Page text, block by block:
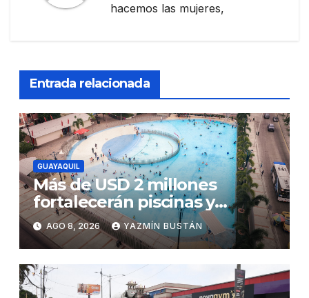
hacemos las mujeres,
Entrada relacionada
GUAYAQUIL
Más de USD 2 millones
fortalecerán piscinas y
parques acuáticos
municipales
AGO 8, 2026 YAZMÍN BUSTÁN